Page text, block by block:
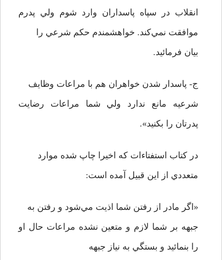
انقلاب در سپاه پاسداران وارد شوم ولي پدرم
موافقت نمي‌کند. خواهشمندم حکم شرعي را
بيان فرمائيد.
ج- پاسدار شدن خواهران هم با مراعات وظايف
شرعيه مانع ندارد ولي شما مراعات رضايت
پدرتان را بکنيد».
در کتاب استفتاء‌ات که اخيرا چاپ شده موارد
متعددي از اين قبيل آمده است:
«اگر مادر از رفتن شما اذيت مي‌شود و رفتن به
جبهه بر شما لازم و متعين نشده مراعات حال او
را بنمائيد و بستگي به نياز جبهه